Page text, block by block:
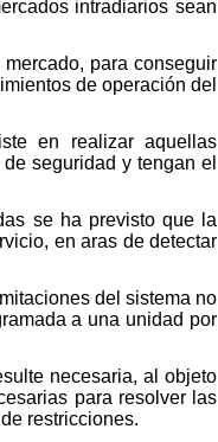
intradiarios sean
para conseguir
de operación del
en realizar aquellas
seguridad y tengan el
se ha previsto que la
en aras de detectar
del sistema no
a una unidad por
necesaria, al objeto
para resolver las
restricciones.